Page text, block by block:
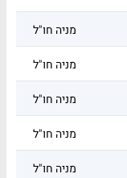
מניה חו"ל
מניה חו"ל
מניה חו"ל
מניה חו"ל
מניה חו"ל